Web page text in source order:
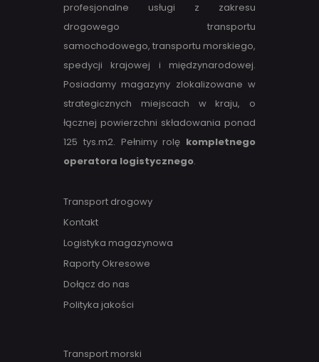
profesjonalne usługi z zakresu
drogowego transportu
samochodowego, transportu morskiego,
spedycji krajowej i międzynarodowej.
Posiadamy magazyny zlokalizowane w
strategicznych miejscach w kraju, o
łącznej powierzchni składowania ponad
125 tys.m2. Pełnimy rolę kompletnego
operatora logistycznego.
Transport drogowy
Kontakt
Logistyka magazynowa
Raporty Okresowe
Dołącz do nas
Polityka jakości
Transport morski